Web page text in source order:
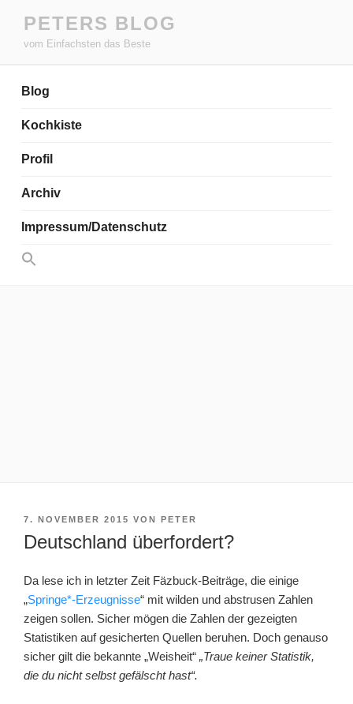
Inhalt
springen
PETERS BLOG
vom Einfachsten das Beste
Blog
Kochkiste
Profil
Archiv
Impressum/Datenschutz
Search
for:
VERÖFFENTLICHT
7. NOVEMBER 2015 VON PETER
Deutschland überfordert?
Da lese ich in letzter Zeit Fäzbuck-Beiträge, die einige
„Springe*-Erzeugnisse“ mit wilden und abstrusen Zahlen
zeigen sollen. Sicher mögen die Zahlen der gezeigten
Statistiken auf gesicherten Quellen beruhen. Doch genauso
sicher gilt die bekannte „Weisheit“ „Traue keiner Statistik,
die du nicht selbst gefälscht hast“.